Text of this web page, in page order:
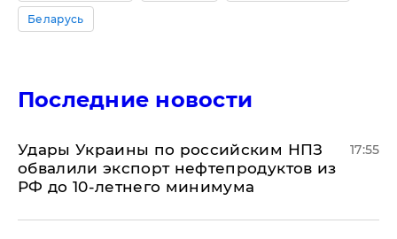
Беларусь
Последние новости
Удары Украины по российским НПЗ
обвалили экспорт нефтепродуктов из
РФ до 10-летнего минимума
17:55